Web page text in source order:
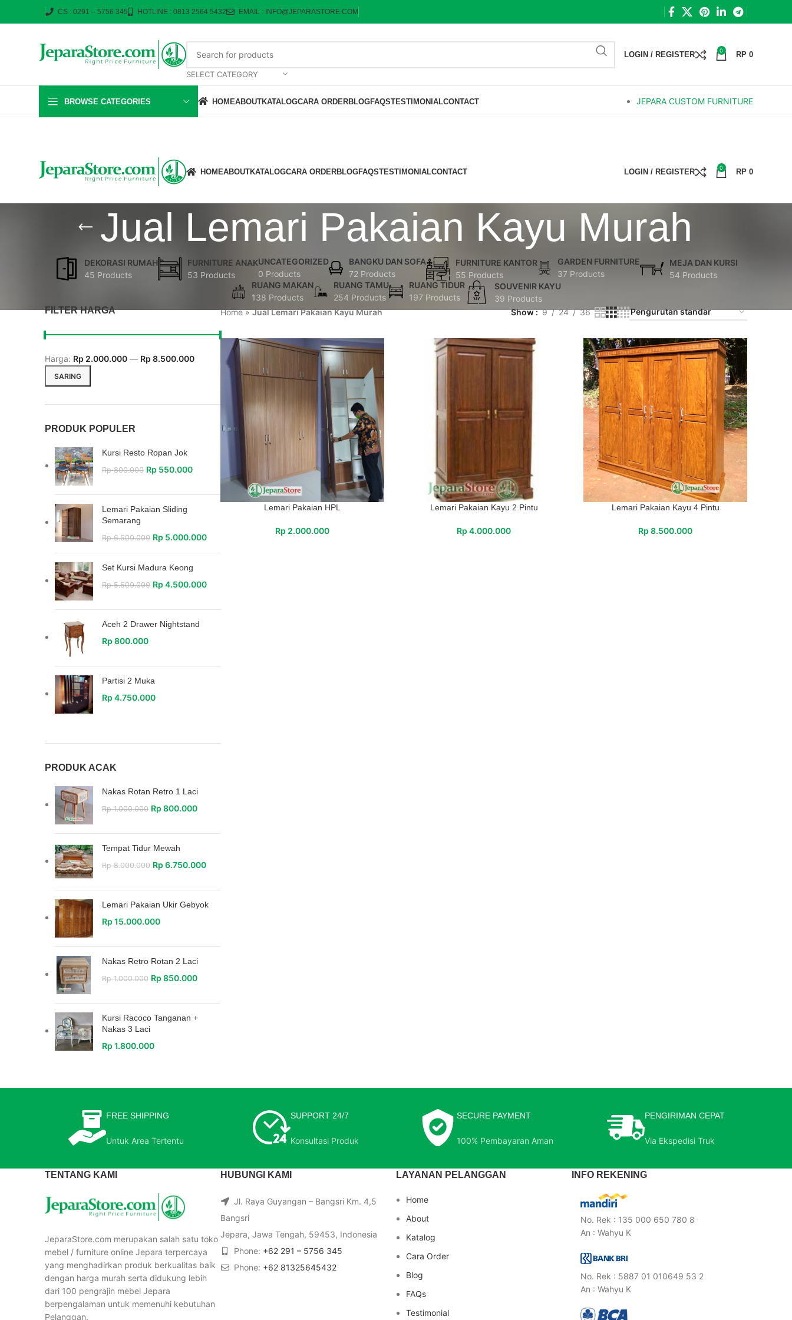
CS : 0291 – 5756 345 HOTLINE : 0813 2564 5432 EMAIL : INFO@JEPARASTORE.COM
SELECT CATEGORY
LOGIN / REGISTER 0 RP 0
BROWSE CATEGORIES HOMEABOUTKATALOGCARA ORDERBLOGFAQSTESTIMONIALCONTACT JEPARA CUSTOM FURNITURE
HOMEABOUTKATALOGCARA ORDERBLOGFAQSTESTIMONIALCONTACT LOGIN / REGISTER 0 RP 0
Jual Lemari Pakaian Kayu Murah
DEKORASI RUMAH
45 Products
FURNITURE ANAK
53 Products
UNCATEGORIZED
0 Products
BANGKU DAN SOFA
72 Products
FURNITURE KANTOR
55 Products
GARDEN FURNITURE
37 Products
MEJA DAN KURSI
54 Products
RUANG MAKAN
138 Products
RUANG TAMU
254 Products
RUANG TIDUR
197 Products
SOUVENIR KAYU
39 Products
FILTER HARGA
SARING
Harga: Rp 2.000.000 — Rp 8.500.000
PRODUK POPULER
Kursi Resto Ropan Jok
Rp800.000 Rp 550.000
Lemari Pakaian Sliding
Semarang
Rp6.500.000 Rp 5.000.000
Set Kursi Madura Keong
Rp5.500.000 Rp 4.500.000
Aceh 2 Drawer Nightstand
Rp 800.000
Partisi 2 Muka
Rp 4.750.000
PRODUK ACAK
Nakas Rotan Retro 1 Laci
Rp1.000.000 Rp 800.000
Tempat Tidur Mewah
Rp8.000.000 Rp 6.750.000
Lemari Pakaian Ukir Gebyok
Rp 15.000.000
Nakas Retro Rotan 2 Laci
Rp1.000.000 Rp 850.000
Kursi Racoco Tanganan +
Nakas 3 Laci
Rp 1.800.000
Home»Jual Lemari Pakaian Kayu Murah Show 9 24 36
Lemari Pakaian HPL
Rp 2.000.000
Lemari Pakaian Kayu 2 Pintu
Rp 4.000.000
Lemari Pakaian Kayu 4 Pintu
Rp 8.500.000
FREE SHIPPING
Untuk Area Tertentu
SUPPORT 24/7
Konsultasi Produk
SECURE PAYMENT
100% Pembayaran Aman
PENGIRIMAN CEPAT
Via Ekspedisi Truk
TENTANG KAMI
JeparaStore.com merupakan salah satu toko
mebel / furniture online Jepara terpercaya
yang menghadirkan produk berkualitas baik
dengan harga murah serta didukung lebih
dari 100 pengrajin mebel Jepara
berpengalaman untuk memenuhi kebutuhan
Pelanggan.
HUBUNGI KAMI
Jl. Raya Guyangan – Bangsri Km. 4,5
Bangsri
Jepara, Jawa Tengah, 59453, Indonesia
Phone: +62 291 – 5756 345
Phone: +62 81325645432
LAYANAN PELANGGAN
Home
About
Katalog
Cara Order
Blog
FAQs
Testimonial
INFO REKENING
No. Rek : 135 000 650 780 8
An : Wahyu K
No. Rek : 5887 01 010649 53 2
An : Wahyu K